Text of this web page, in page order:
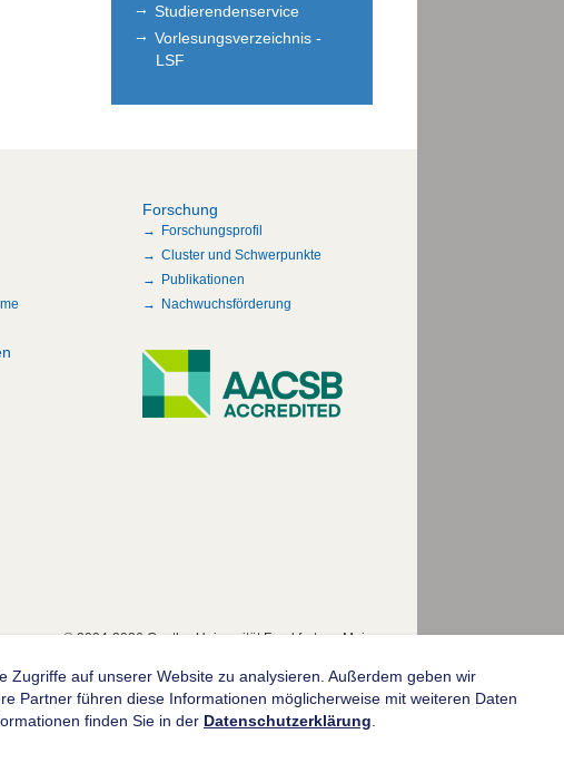
Studierendenservice
Vorlesungsverzeichnis -
LSF
Forschung
Forschungsprofil
Cluster und Schwerpunkte
Publikationen
Nachwuchsförderung
© 2004-2026 Goethe-Universität Frankfurt am Main
auf unserer Website zu analysieren. Außerdem geben wir
Partner führen diese Informationen möglicherweise mit weiteren Daten
finden Sie in der Datenschutzerklärung